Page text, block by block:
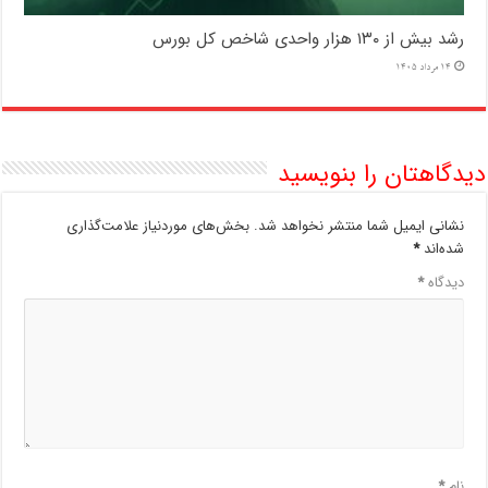
رشد بیش از ۱۳۰ هزار واحدی شاخص کل بورس
14 مرداد 1405
دیدگاهتان را بنویسید
نشانی ایمیل شما منتشر نخواهد شد. بخش‌های موردنیاز علامت‌گذاری
شده‌اند*
دیدگاه*